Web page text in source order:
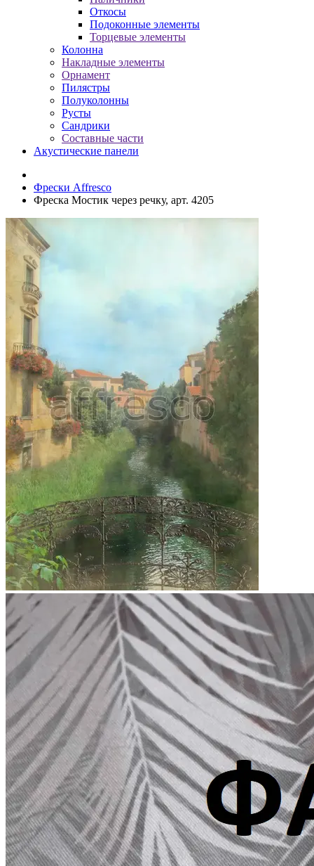
Откосы
Подоконные элементы
Торцевые элементы
Колонна
Накладные элементы
Орнамент
Пилястры
Полуколонны
Русты
Сандрики
Составные части
Акустические панели
Фрески Affresco
Фреска Мостик через речку, арт. 4205